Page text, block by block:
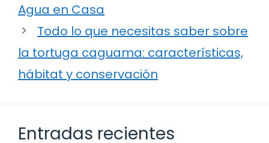
Agua en Casa
Todo lo que necesitas saber sobre
la tortuga caguama: características,
hábitat y conservación
Entradas recientes